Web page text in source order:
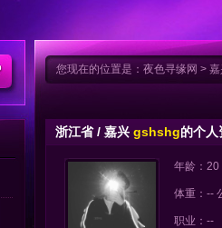
您现在的位置是： 夜色寻缘网 >
浙江省 / 嘉兴 gshshg的个人
年龄：20
体重：--
职业：--